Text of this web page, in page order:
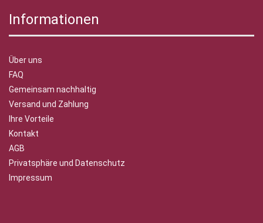
Informationen
Über uns
FAQ
Gemeinsam nachhaltig
Versand und Zahlung
Ihre Vorteile
Kontakt
AGB
Privatsphäre und Datenschutz
Impressum